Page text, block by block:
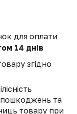
для оплати
14 днів
згідно
пошкоджень та
товару при